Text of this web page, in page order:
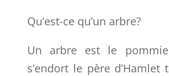
Qu’est-ce qu’un arbre?
Un arbre est le
s’endort le père